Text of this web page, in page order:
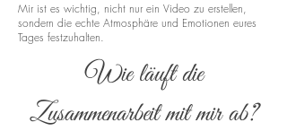
Mir ist es wichtig, nicht nur ein Video zu erstellen,
sondern die echte Atmosphäre und Emotionen eures
Tages festzuhalten.
Wie läuft die
Zusammenarbeit mit mir ab?